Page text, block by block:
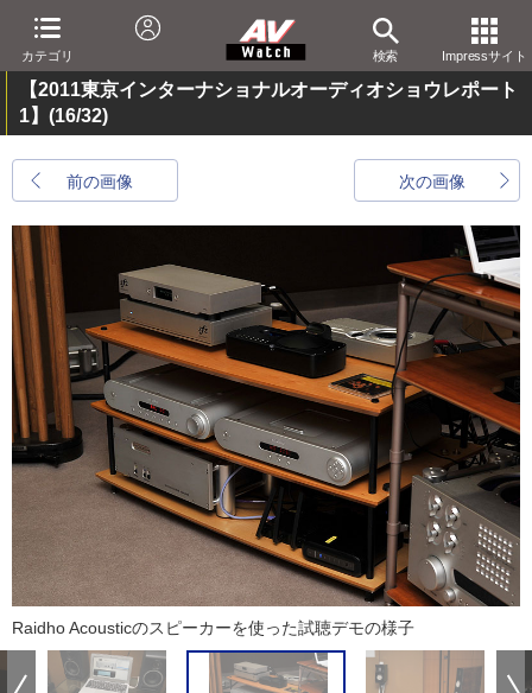
カテゴリ 検索 Impressサイト
【2011東京インターナショナルオーディオショウレポート
1】 (16/32)
前の画像 次の画像
Raidho Acousticのスピーカーを使った試聴デモの様子